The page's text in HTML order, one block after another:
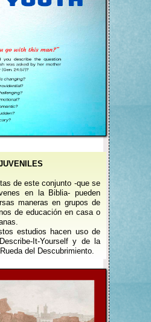
de este conjunto -que se
en la Biblia- pueden
maneras en grupos de
de educación en casa o
estudios hacen uso de
It-Yourself y de la
del Descubrimiento.